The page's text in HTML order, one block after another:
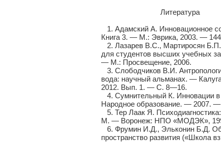
Литература
1. Адамский А. Инновационное
Книга 3. — М.: Эврика, 2003. —
2. Лазарев В.С., Мартиросян Б.П.
для студентов высших учебных
— М.: Просвещение, 2006.
3. Слободчиков В.И.
вода: научный альманах. —
2012. Вып. 1. — С. 8—16.
4. Сумнительный К. Инновации
Народное образование. — 2007.
5. Тер Лаак Я.
М. — Воронеж: НПО «МОДЭК»,
6. Фрумин И.Д., Эльконин Б.Д.
пространство развития («Школа